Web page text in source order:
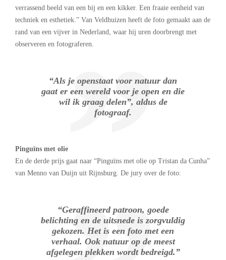
verrassend beeld van een bij en een kikker. Een fraaie eenheid van
techniek en esthetiek.” Van Veldhuizen heeft de foto gemaakt aan de
rand van een vijver in Nederland, waar hij uren doorbrengt met
observeren en fotograferen.
“Als je openstaat voor natuur dan
gaat er een wereld voor je open en die
wil ik graag delen”, aldus de
fotograaf.
Pinguïns met olie
En de derde prijs gaat naar “Pinguïns met olie op Tristan da Cunha”
van Menno van Duijn uit Rijnsburg. De jury over de foto:
“Geraffineerd patroon, goede
belichting en de uitsnede is zorgvuldig
gekozen. Het is een foto met een
verhaal. Ook natuur op de meest
afgelegen plekken wordt bedreigd.”